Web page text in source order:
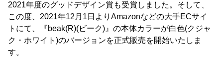
2021年度のグッドデザイン賞も受賞しました。そして、
この度、2021年12月1日よりAmazonなどの大手ECサイ
トにて、『beak(R)(ビーク)』の本体カラーが白色(クジャ
ク・ホワイト)のバージョンを正式販売を開始いたしま
す。